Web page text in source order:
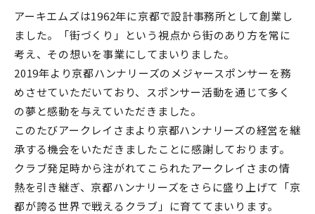
アーキエムズは1962年に京都で設計事務所として創業し
ました。「街づくり」という視点から街のあり方を常に
考え、その想いを事業にしてまいりました。
2019年より京都ハンナリーズのメジャースポンサーを務
めさせていただいており、スポンサー活動を通じて多く
の夢と感動を与えていただきました。
このたびアークレイさまより京都ハンナリーズの経営を継
承する機会をいただきましたことに感謝しております。
クラブ発足時から注がれてこられたアークレイさまの情
熱を引き継ぎ、京都ハンナリーズをさらに盛り上げて「京
都が誇る世界で戦えるクラブ」に育ててまいります。